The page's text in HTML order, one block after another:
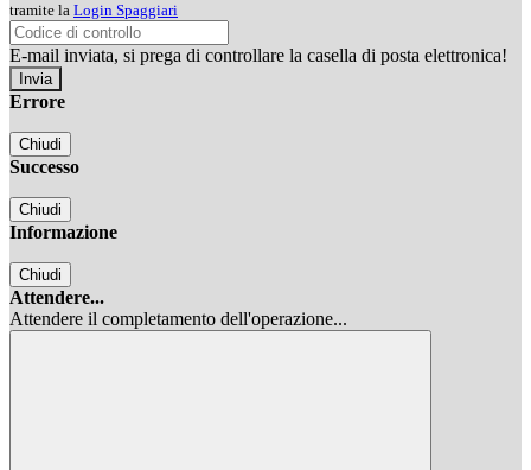
tramite la Login Spaggiari
E-mail inviata, si prega di controllare la casella di posta elettronica!
Errore
Chiudi
Successo
Chiudi
Informazione
Chiudi
Attendere...
Attendere il completamento dell'operazione...